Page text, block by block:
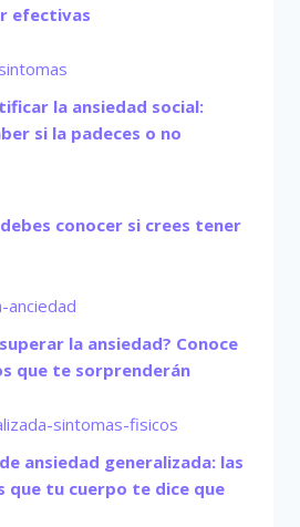
efectivas
la ansiedad social:
si la padeces o no
conocer si crees tener
la ansiedad? Conoce
que te sorprenderán
ansiedad generalizada: las
que tu cuerpo te dice que